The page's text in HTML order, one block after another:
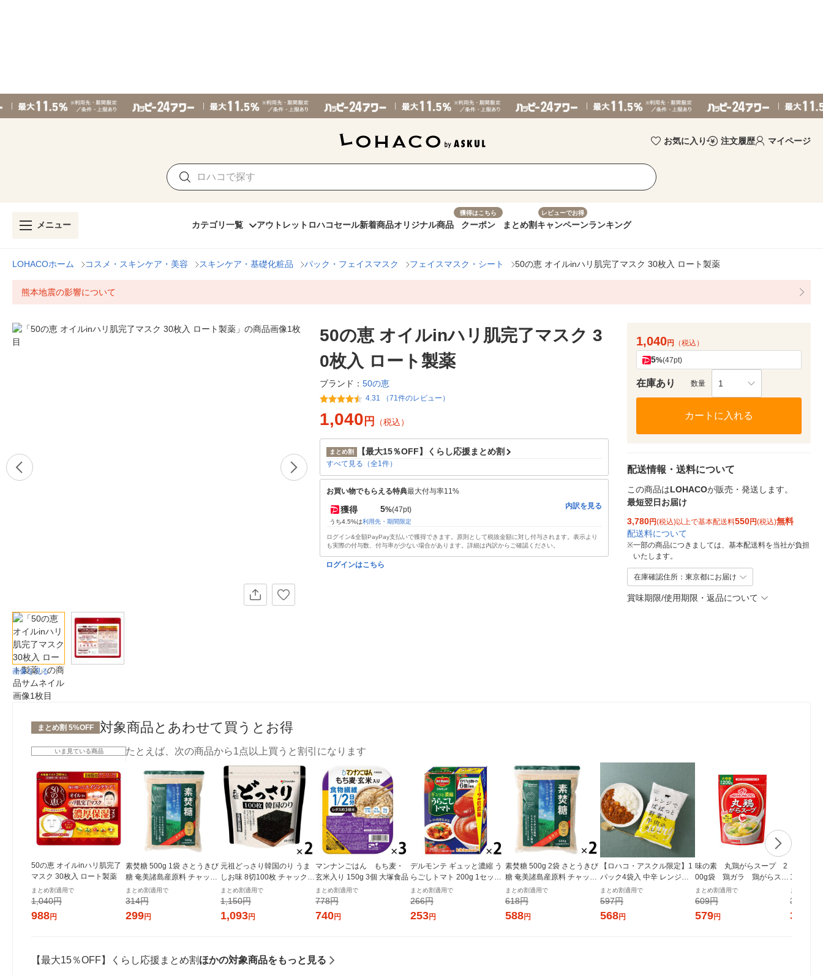
お気に入り 注文履歴 マイページ
メニュー カテゴリ一覧 アウトレット ロハコセール新着商品オリジナル商品
獲得はこちら
クーポン まとめ割
レビューでお得
キャンペーンランキング
LOHACOホーム コスメ・スキンケア・美容 スキンケア・基礎化粧品 パック・フェイスマスク フェイスマスク・シート 50の恵 オイルinハリ肌完了マスク 30枚入 ロート製薬
熊本地震の影響について
画像を見る
50の恵 オイルinハリ肌完了マスク 3
0枚入 ロート製薬
ブランド： 50の恵
4.31 （71件のレビュー）
1,040 円 （税込）
まとめ割 【最大15％OFF】くらし応援まとめ割
すべて見る（全1件）
お買い物でもらえる特典最大付与率11%
獲得 5%(47pt)
うち4.5%は利用先・期間限定
内訳を見る
ログイン&全額PayPay支払いで獲得できます。原則として税抜金額に対し付与されます。表示より
も実際の付与数、付与率が少ない場合があります。詳細は内訳からご確認ください。
ログインはこちら
1,040円 （税込）
5%(47pt)
在庫あり 数量 1
カートに入れる
配送情報・送料について
この商品はLOHACOが販売・発送します。
最短翌日お届け
3,780円(税込)以上で基本配送料550円(税込)無料
配送料について
※一部の商品につきましては、基本配送料を当社が負担
いたします。
在庫確認住所：東京都にお届け
賞味期限/使用期限・返品について
まとめ割 5%OFF 対象商品とあわせて買うとお得
いま見ている商品
50の恵 オイルinハリ肌完了
マスク 30枚入 ロート製薬
まとめ割適用で
1,040円
988円
たとえば、次の商品から1点以上買うと割引になります
素焚糖 500g 1袋 さとうきび
糖 奄美諸島産原料 チャック
まとめ割適用で
314円
299円
元祖どっさり韓国のり うま
しお味 8切100枚 チャック付
き 1セット（1個×2）オリオ
ンジャコー
まとめ割適用で
1,150円
1,093円
マンナンごはん もち麦・
玄米入り 150g 3個 大塚食品
まとめ割適用で
778円
740円
デルモンテ ギュッと濃縮 う
らごしトマト 200g 1セット
（1個×2）キッコーマン 紙
パック
まとめ割適用で
266円
253円
素焚糖 500g 2袋 さとうきび
糖 奄美諸島産原料 チャック
まとめ割適用で
618円
588円
【ロハコ・アスクル限定】1
パック4袋入 中辛 レンジで
ぱぱっと野菜と牛肉のカレ
ー 180g 1個 オリジナル レト
ルト（イチオシ） オリジナ
ル
まとめ割適用で
597円
568円
味の素 丸鶏がらスープ 2
00g袋 鶏ガラ 鶏がらスー
プの素
まとめ割適用で
609円
579円
1本 国産
まとめ割適
375円
357
【最大15％OFF】くらし応援まとめ割 ほかの対象商品をもっと見る